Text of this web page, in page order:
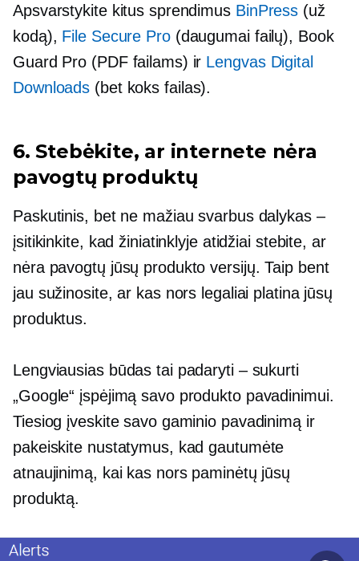
Apsvarstykite kitus sprendimus BinPress (už
kodą), File Secure Pro(daugumai failų), Book
Guard Pro (PDF failams) ir Lengvas Digital
Downloads (bet koks failas).
6. Stebėkite, ar internete nėra
pavogtų produktų
Paskutinis, bet ne mažiau svarbus dalykas –
įsitikinkite, kad žiniatinklyje atidžiai stebite, ar
nėra pavogtų jūsų produkto versijų. Taip bent
jau sužinosite, ar kas nors legaliai platina jūsų
produktus.
Lengviausias būdas tai padaryti – sukurti
„Google“ įspėjimą savo produkto pavadinimui.
Tiesiog įveskite savo gaminio pavadinimą ir
pakeiskite nustatymus, kad gautumėte
atnaujinimą, kai kas nors paminėtų jūsų
produktą.